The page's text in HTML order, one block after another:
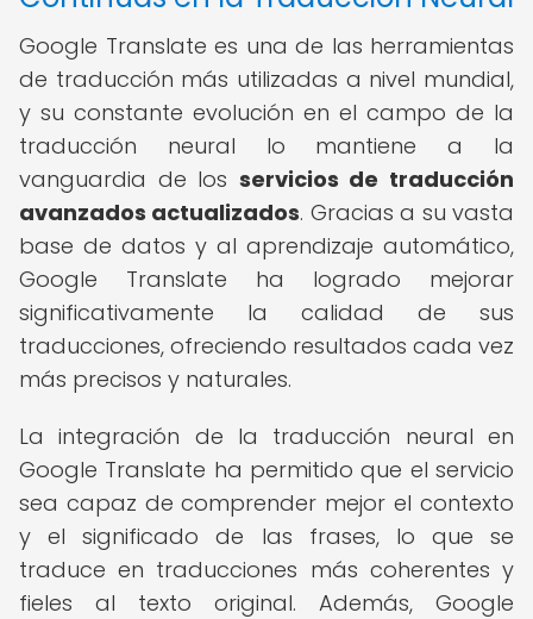
Google Translate es una de las herramientas
de traducción más utilizadas a nivel mundial,
y su constante evolución en el campo de la
traducción neural lo mantiene a la
vanguardia de los servicios de traducción
avanzados actualizados. Gracias a su vasta
base de datos y al aprendizaje automático,
Google Translate ha logrado mejorar
significativamente la calidad de sus
traducciones, ofreciendo resultados cada vez
más precisos y naturales.
La integración de la traducción neural en
Google Translate ha permitido que el servicio
sea capaz de comprender mejor el contexto
y el significado de las frases, lo que se
traduce en traducciones más coherentes y
fieles al texto original. Además, Google